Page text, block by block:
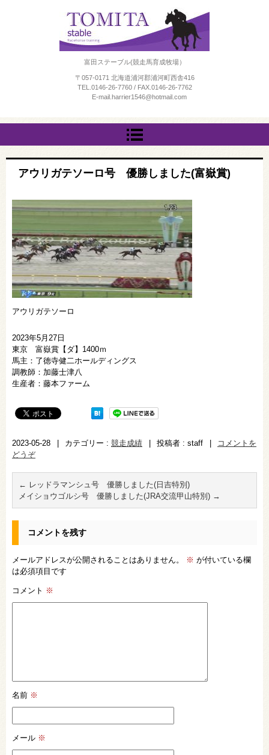
富田ステーブル(競走馬育成牧場）
〒057-0171 北海道浦河郡浦河町西舎416
TEL. 0146-26-7760/ FAX. 0146-26-7762
E-mail. harrier1546@hotmail.com
アウリガテソーロ号 優勝しました(富嶽賞)
アウリガテソーロ
2023年5月27日
東京 富嶽賞【ダ】1400ｍ
馬主：了徳寺健二ホールディングス
調教師：加藤士津八
生産者：藤本ファーム
2023-05-28 カテゴリー : 競走成績 投稿者 : staff
コメントを
どうぞ
← レッドラマンシュ号 優勝しました(日吉特別)
メイショウゴルシ号 優勝しました(JRA交流甲山特別) →
コメントを残す
メールアドレスが公開されることはありません。 ※ が付いている欄
は必須項目です
コメント ※
名前 ※
メール ※